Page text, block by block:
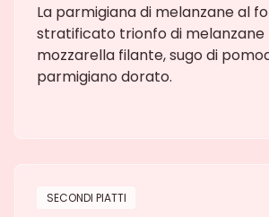
La parmigiana di melanzane al
stratificato trionfo di
mozzarella filante, sugo di
parmigiano dorato.
SECONDI PIATTI